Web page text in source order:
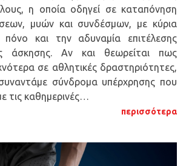
η οποία οδηγεί σε καταπόνηση
μυών και συνδέσμων, με κύρια
και την αδυναμία επιτέλεσης
άσκησης. Αν και θεωρείται πως
σε αθλητικές δραστηριότητες,
σύνδρομα υπέρχρησης που
τις καθημερινές…
περισσότερα